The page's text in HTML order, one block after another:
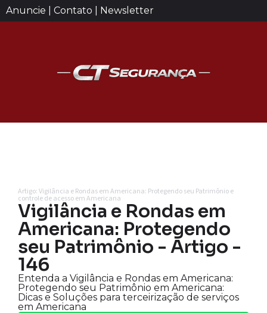
Anuncie | Contato | Newsletter
Artigo: Vigilância e Rondas em Americana: Protegendo seu Patrimônio e
controle de acesso em Americana
Vigilância e Rondas em
Americana: Protegendo
seu Patrimônio - Artigo -
146
Entenda a Vigilância e Rondas em Americana:
Protegendo seu Patrimônio em Americana:
Dicas e Soluções para terceirização de serviços
em Americana